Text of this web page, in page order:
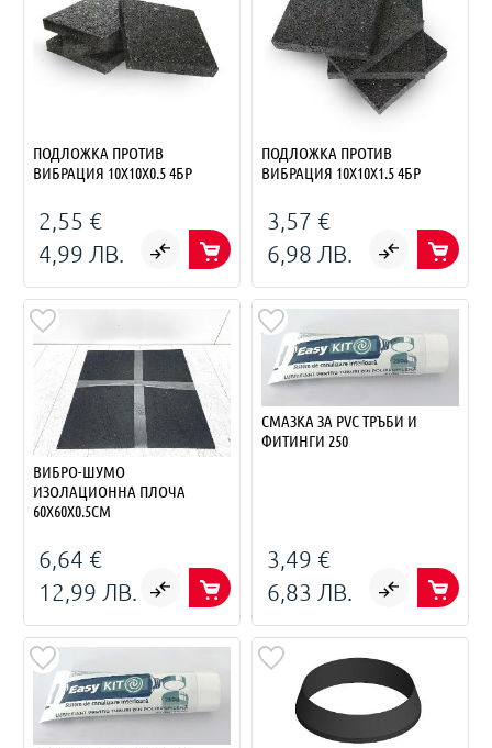
ПОДЛОЖКА ПРОТИВ
ВИБРАЦИЯ 10Х10Х0.5 4БР
2,55 €
4,99 ЛВ.
ПОДЛОЖКА ПРОТИВ
ВИБРАЦИЯ 10Х10Х1.5 4БР
3,57 €
6,98 ЛВ.
ВИБРО-ШУМО
ИЗОЛАЦИОННА ПЛОЧА
60Х60Х0.5СМ
6,64 €
12,99 ЛВ.
СМАЗКА ЗА PVC ТРЪБИ И
ФИТИНГИ 250
3,49 €
6,83 ЛВ.